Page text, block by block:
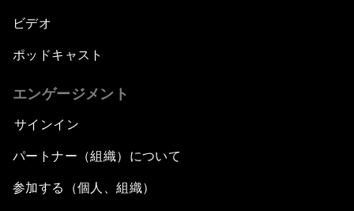
ビデオ
ポッドキャスト
エンゲージメント
サインイン
パートナー（組織）について
参加する（個人、組織）